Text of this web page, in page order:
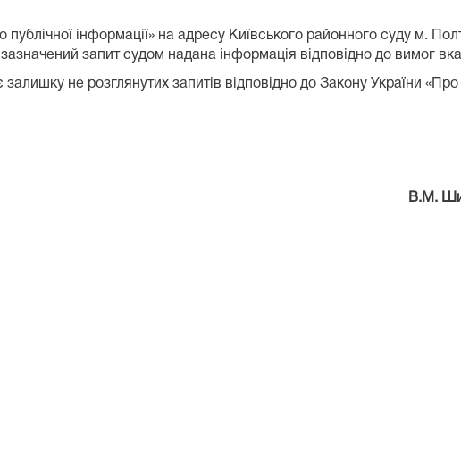
інформації» на адресу Київського районного суду м.
запит судом надана інформація відповідно до вимог
не розглянутих запитів відповідно до Закону України «Про
В.М.